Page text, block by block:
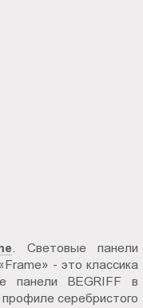
. Световые панели
- это классика
панели BEGRIFF в
серебристого